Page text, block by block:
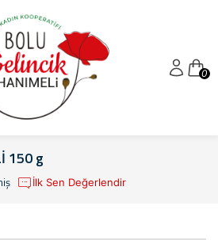
0
150 g
İlk Sen Değerlendir